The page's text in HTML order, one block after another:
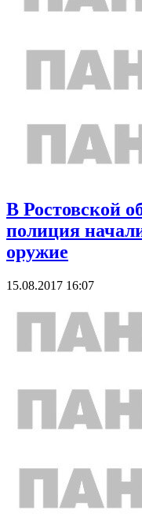
В Ростовской
полиция
оружие
15.08.2017 16:07